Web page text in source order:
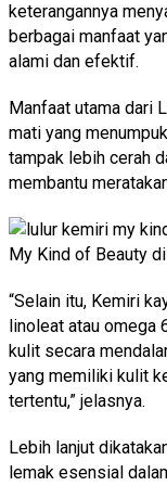
keterangannya
berbagai manfaat
alami dan efektif.
Manfaat utama dari
mati yang
tampak lebih cerah
membantu
My Kind of Beauty
“Selain itu, Kemiri
linoleat atau omega
kulit secara
yang memiliki kulit
tertentu,” jelasnya.
Lebih lanjut
lemak esensial